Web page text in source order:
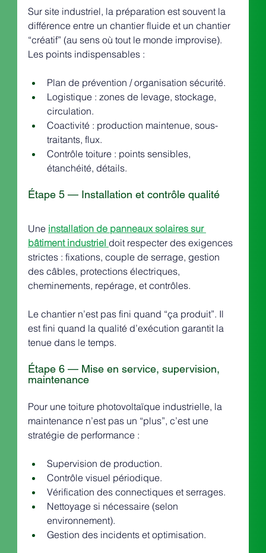
Sur site industriel, la préparation est souvent la
différence entre un chantier fluide et un chantier
“créatif” (au sens où tout le monde improvise).
Les points indispensables :
Plan de prévention / organisation sécurité.
Logistique : zones de levage, stockage,
circulation.
Coactivité : production maintenue, sous-
traitants, flux.
Contrôle toiture : points sensibles,
étanchéité, détails.
Étape 5 — Installation et contrôle qualité
Une installation de panneaux solaires sur
bâtiment industriel doit respecter des exigences
strictes : fixations, couple de serrage, gestion
des câbles, protections électriques,
cheminements, repérage, et contrôles.
Le chantier n’est pas fini quand “ça produit”. Il
est fini quand la qualité d’exécution garantit la
tenue dans le temps.
Étape 6 — Mise en service, supervision,
maintenance
Pour une toiture photovoltaïque industrielle, la
maintenance n’est pas un “plus”, c’est une
stratégie de performance :
Supervision de production.
Contrôle visuel périodique.
Vérification des connectiques et serrages.
Nettoyage si nécessaire (selon
environnement).
Gestion des incidents et optimisation.